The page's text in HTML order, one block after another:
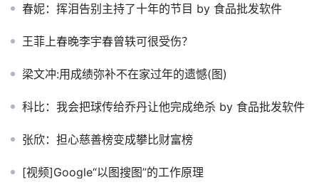
春妮：挥泪告别主持了十年的节目 by 食品批发软件
王菲上春晚李宇春曾轶可很受伤？
梁文冲:用成绩弥补不在家过年的遗憾(图)
科比：我会把球传给乔丹让他完成绝杀 by 食品批发软件
张欣：担心慈善榜变成攀比财富榜
[视频]Google“以图搜图”的工作原理